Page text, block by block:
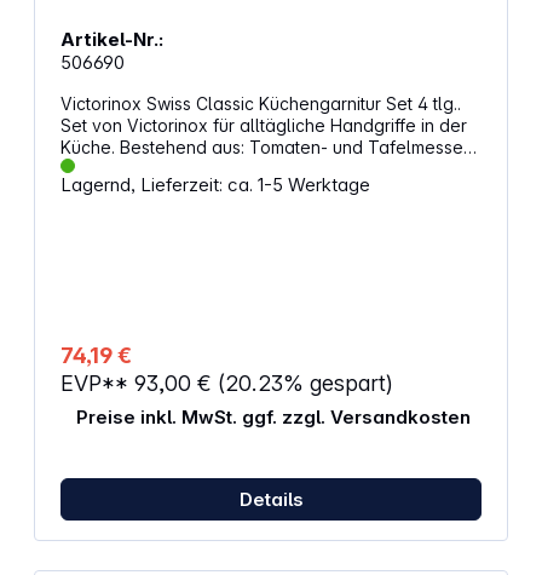
Artikel-Nr.:
506690
Victorinox Swiss Classic Küchengarnitur Set 4 tlg..
Set von Victorinox für alltägliche Handgriffe in der
Küche. Bestehend aus: Tomaten- und Tafelmesser
Santokumesser Küchenschere Universalschäler
Eigenschaften: Ergonomischer Griff Rostfreie
Lagernd, Lieferzeit: ca. 1-5 Werktage
74,19 €
EVP** 93,00 € (20.23% gespart)
Preise inkl. MwSt. ggf. zzgl. Versandkosten
Details